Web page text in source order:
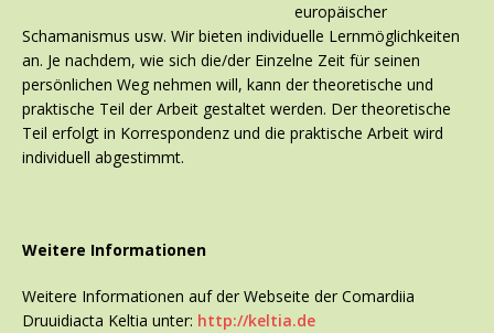
europäischer
Schamanismus usw. Wir bieten individuelle Lernmöglichkeiten
an. Je nachdem, wie sich die/der Einzelne Zeit für seinen
persönlichen Weg nehmen will, kann der theoretische und
praktische Teil der Arbeit gestaltet werden. Der theoretische
Teil erfolgt in Korrespondenz und die praktische Arbeit wird
individuell abgestimmt.
Weitere Informationen
Weitere Informationen auf der Webseite der Comardiia
Druuidiacta Keltia unter: http://keltia.de